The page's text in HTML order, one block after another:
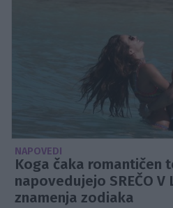
NAPOVEDI
Koga čaka romantičen
napovedujejo SREČO V
znamenja zodiaka